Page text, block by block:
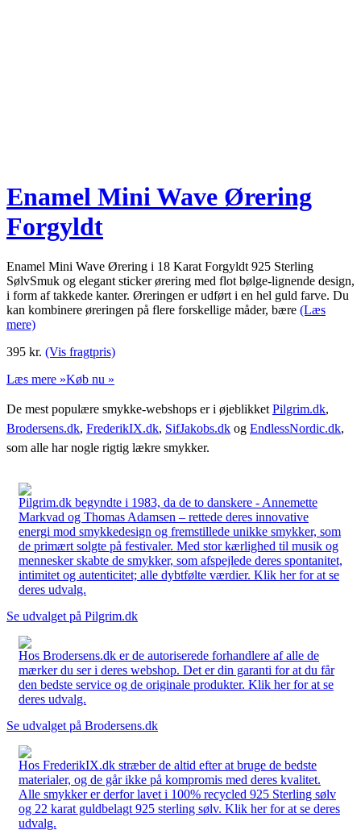
Enamel Mini Wave Ørering
Forgyldt
Enamel Mini Wave Ørering i 18 Karat Forgyldt 925 Sterling
SølvSmuk og elegant sticker ørering med flot bølge-lignende design,
i form af takkede kanter. Øreringen er udført i en hel guld farve. Du
kan kombinere øreringen på flere forskellige måder, bære (Læs
mere)
395 kr. (Vis fragtpris)
Læs mere »Køb nu »
De mest populære smykke-webshops er i øjeblikket Pilgrim.dk,
Brodersens.dk, FrederikIX.dk, SifJakobs.dk og EndlessNordic.dk,
som alle har nogle rigtig lækre smykker.
Pilgrim.dk begyndte i 1983, da de to danskere - Annemette
Markvad og Thomas Adamsen – rettede deres innovative
energi mod smykkedesign og fremstillede unikke smykker, som
de primært solgte på festivaler. Med stor kærlighed til musik og
mennesker skabte de smykker, som afspejlede deres spontanitet,
intimitet og autenticitet; alle dybtfølte værdier. Klik her for at se
deres udvalg.
Se udvalget på Pilgrim.dk
Hos Brodersens.dk er de autoriserede forhandlere af alle de
mærker du ser i deres webshop. Det er din garanti for at du får
den bedste service og de originale produkter. Klik her for at se
deres udvalg.
Se udvalget på Brodersens.dk
Hos FrederikIX.dk stræber de altid efter at bruge de bedste
materialer, og de går ikke på kompromis med deres kvalitet.
Alle smykker er derfor lavet i 100% recycled 925 Sterling sølv
og 22 karat guldbelagt 925 sterling sølv. Klik her for at se deres
udvalg.